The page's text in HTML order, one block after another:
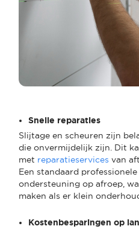
Snelle reparaties
Slijtage en scheuren zijn
die onvermijdelijk zijn. Dit
met reparatieservices van
Een standaard
ondersteuning op afroep,
maken als er klein
Kostenbesparingen op